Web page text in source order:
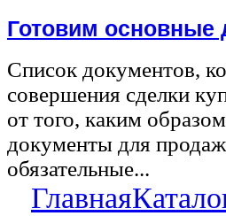
Готовим основные
Список документов,
совершения сделки
от того, каким
документы для
обязательные...
Главная